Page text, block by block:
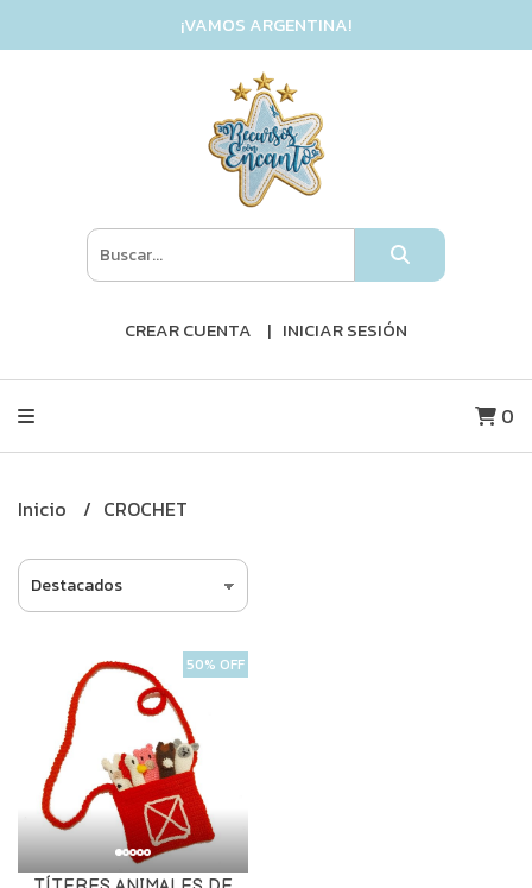
¡VAMOS ARGENTINA!
CREAR CUENTA INICIAR SESIÓN
0
Inicio CROCHET
50% OFF